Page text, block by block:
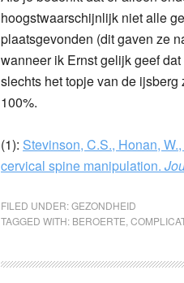
hoogstwaarschijnlijk niet alle
plaatsgevonden (dit gaven ze
wanneer ik Ernst gelijk geef
slechts het topje van de
100%.
(1): Stevinson, C.S., Honan,
cervical spine manipulation.
FILED UNDER:GEZONDHEID
TAGGED WITH: BEROERTE